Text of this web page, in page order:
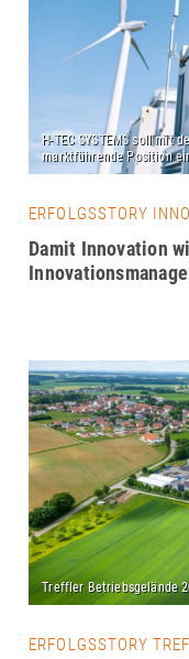
ERFOLGSSTORY
Damit Innovation
ERFOLGSSTORY